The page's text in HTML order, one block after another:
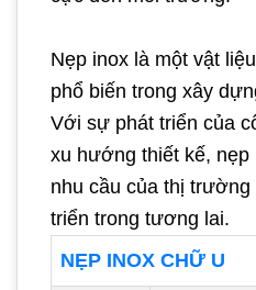
Nẹp inox là một vật
phổ biến trong xây
Với sự phát triển của
xu hướng thiết kế, nẹp
nhu cầu của thị
triển trong tương lai.
NẸP INOX CHỮ U